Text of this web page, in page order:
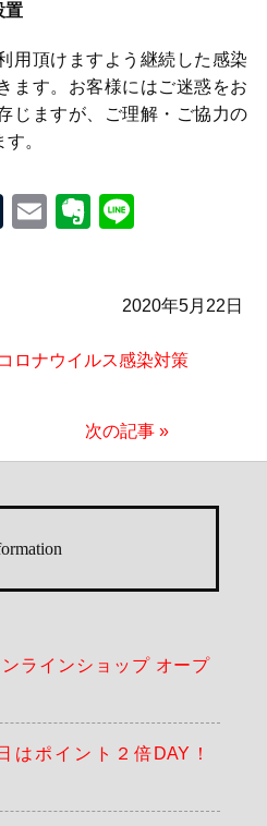
置
用頂けますよう継続した感染
ます。お客様にはご迷惑をお
じますが、ご理解・ご協力の
。
Tumblr
EmailEvernote
2020年5月22日
ロナウイルス感染対策
次の記事 »
ラインショップ オープ
はポイント２倍DAY！